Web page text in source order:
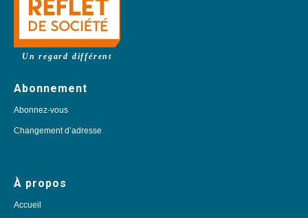
Un regard différent
Abonnement
Abonnez-vous
Changement d’adresse
À propos
Accueil